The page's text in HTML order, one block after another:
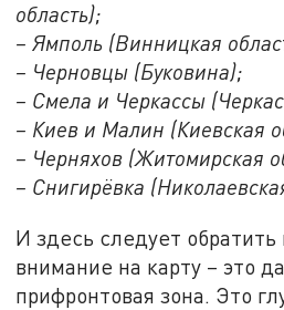
область);
– Ямполь (Винницкая
– Черновцы (Буковина);
– Смела и Черкассы
– Киев и Малин (Киевская
– Черняхов (Житомирская
– Снигирёвка
И здесь следует обратить
внимание на карту – это
прифронтовая зона. Это